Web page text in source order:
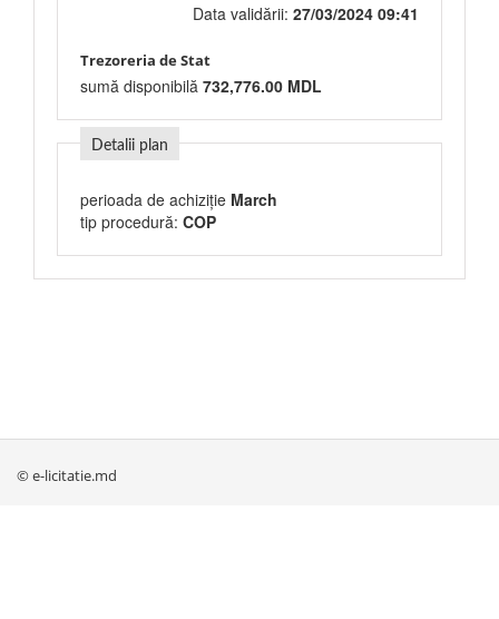
Data validării: 27/03/2024 09:41
Trezoreria de Stat
sumă disponibilă 732,776.00 MDL
Detalii plan
perioada de achiziție March
tip procedură: COP
© e-licitatie.md